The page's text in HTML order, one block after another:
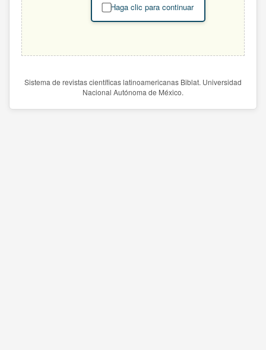
Haga clic para continuar
Sistema de revistas científicas latinoamericanas Biblat. Universidad
Nacional Autónoma de México.